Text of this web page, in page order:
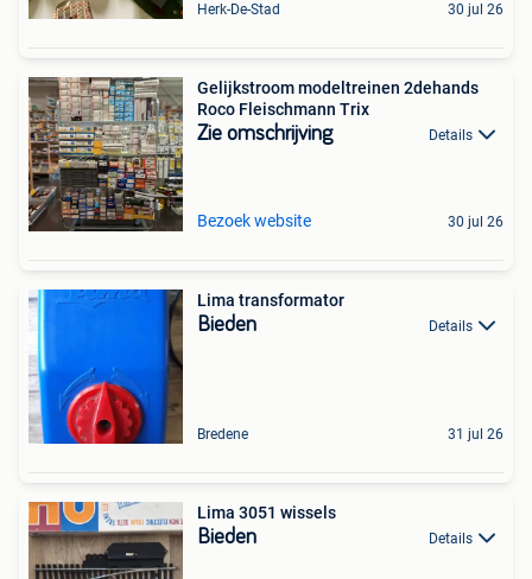
Herk-De-Stad 30 jul 26
Gelijkstroom modeltreinen 2dehands
Roco Fleischmann Trix
Zie omschrijving Details
Bezoek website 30 jul 26
Lima transformator
Bieden Details
Bredene 31 jul 26
Lima 3051 wissels
Bieden Details